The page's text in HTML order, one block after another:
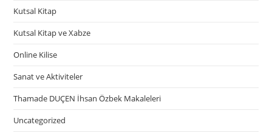
Kutsal Kitap
Kutsal Kitap ve Xabze
Online Kilise
Sanat ve Aktiviteler
Thamade DUÇEN İhsan Özbek Makaleleri
Uncategorized